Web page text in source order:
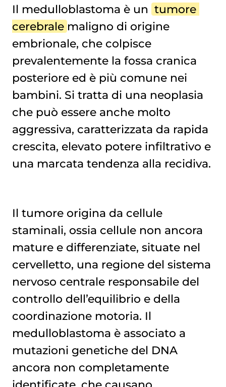
Il medulloblastoma è un tumore
cerebralemaligno di origine
embrionale, che colpisce
prevalentemente la fossa cranica
posteriore ed è più comune nei
bambini. Si tratta di una neoplasia
che può essere anche molto
aggressiva, caratterizzata da rapida
crescita, elevato potere infiltrativo e
una marcata tendenza alla recidiva.
Il tumore origina da cellule
staminali, ossia cellule non ancora
mature e differenziate, situate nel
cervelletto, una regione del sistema
nervoso centrale responsabile del
controllo dell’equilibrio e della
coordinazione motoria. Il
medulloblastoma è associato a
mutazioni genetiche del DNA
ancora non completamente